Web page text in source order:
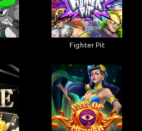
Fighter Pit